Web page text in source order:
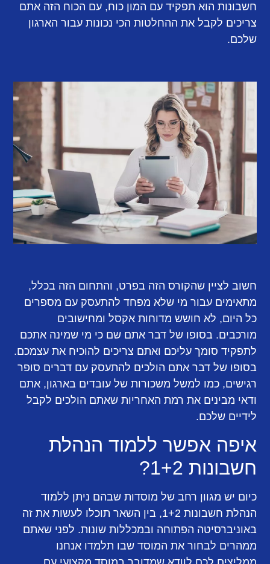
חשבונות הוא תפקיד עם המון כוח, עם הכוח הזה אתם
צריכים לקבל את ההחלטות הכי נכונות עבור הארגון
שלכם.
חשוב לציין שהקורס הזה בפרט, והתחום הזה בכלל,
מתאימים עבור מי שלא מפחד להתעסק עם מספרים
כל היום, לא חושש מדוחות אקסל ומחישובים
מורכבים. בסופו של דבר אתם שם כי מי שמינה אתכם
לתפקיד סומך עליכם ואתם צריכים להוכיח את עצמכם.
בסופו של דבר אתם הולכים להתעסק עם דברים סופר
רגישים, כמו למשל משכורות של עובדים בארגון, אתם
ודאי מבינים את רמת האחריות שאתם הולכים לקבל
לידיים שלכם.
איפה אפשר ללמוד הנהלת
חשבונות 1+2?
כיום יש מגוון רחב של מוסדות שבהם ניתן ללמוד
הנהלת חשבונות 1+2, בין השאר תוכלו לעשות את זה
באוניברסיטה הפתוחה ובמכללות שונות. לפני שאתם
ממהרים לבחור את המוסד שבו תלמדו אנחנו